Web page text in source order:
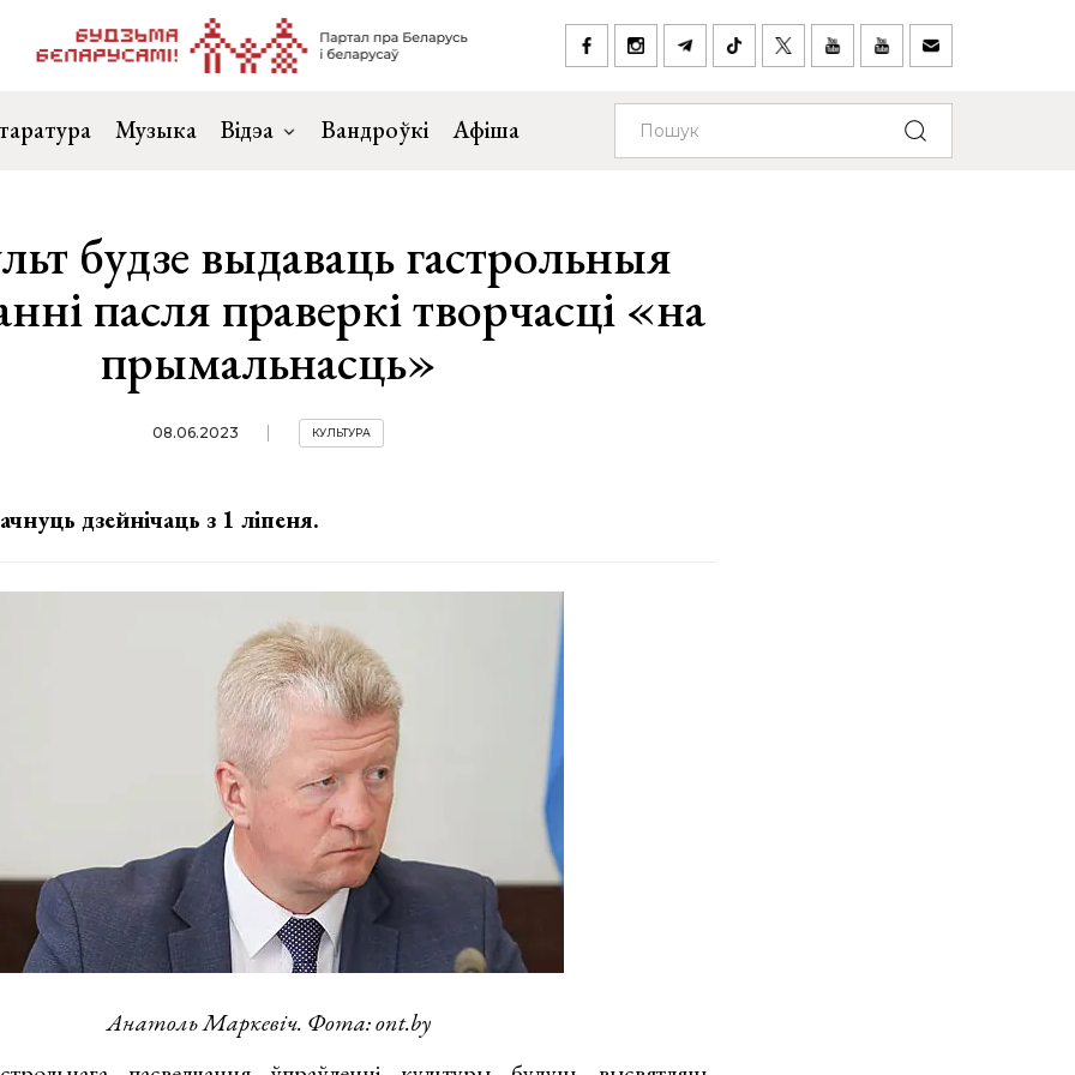
Музыка Відэа Вандроўкі Афіша
будзе выдаваць гастрольныя
пасля праверкі творчасці «на
прымальнасць»
08.06.2023 КУЛЬТУРА
дзейнічаць з 1 ліпеня.
Анатоль Маркевіч. Фота: ont.by